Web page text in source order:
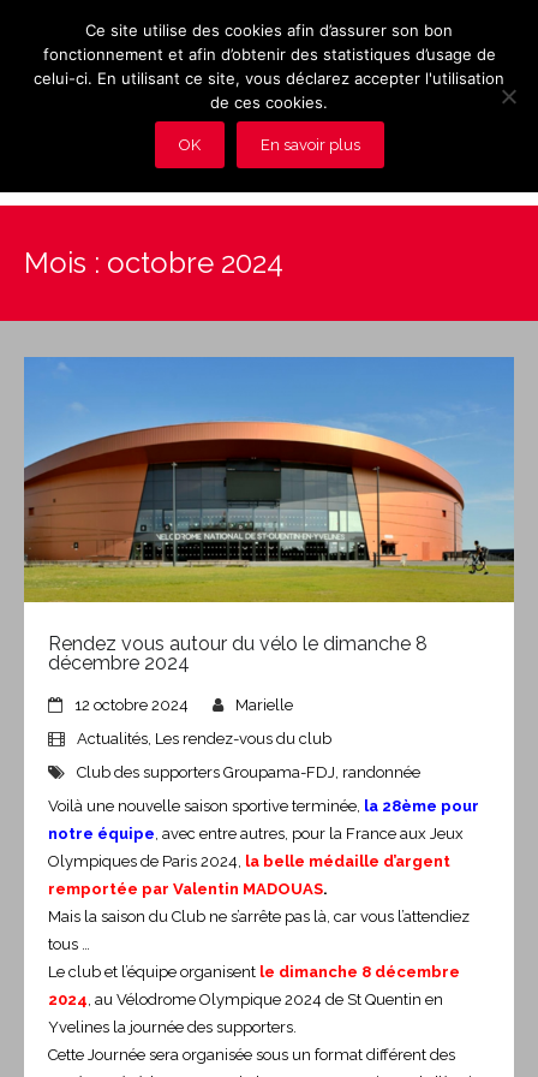
Vidéos
Adhérez au Club
Mois : octobre 2024
Rendez vous autour du vélo le dimanche 8
décembre 2024
12 octobre 2024
Marielle
Actualités, Les rendez-vous du club
Club des supporters Groupama-FDJ, randonnée
Voilà une nouvelle saison sportive terminée, la 28ème pour
notre équipe, avec entre autres, pour la France aux Jeux
Olympiques de Paris 2024, la belle médaille d’argent
remportée par Valentin MADOUAS.
Mais la saison du Club ne s’arrête pas là, car vous l’attendiez
tous …
Le club et l’équipe organisent le dimanche 8 décembre
2024, au Vélodrome Olympique 2024 de St Quentin en
Yvelines la journée des supporters.
Cette Journée sera organisée sous un format différent des
Ce site utilise des cookies afin d’assurer son bon
fonctionnement et afin d’obtenir des statistiques d’usage de
celui-ci. En utilisant ce site, vous déclarez accepter l'utilisation
de ces cookies.
OK En savoir plus